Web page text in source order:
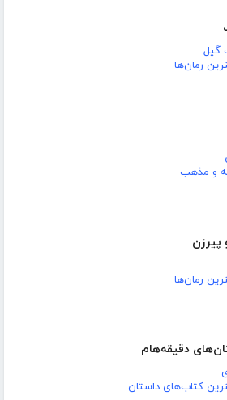
گیل
رمان‌ها
و مذهب
پیرزن
رمان‌ها
دقیقه‌هام
کتاب‌های داستان